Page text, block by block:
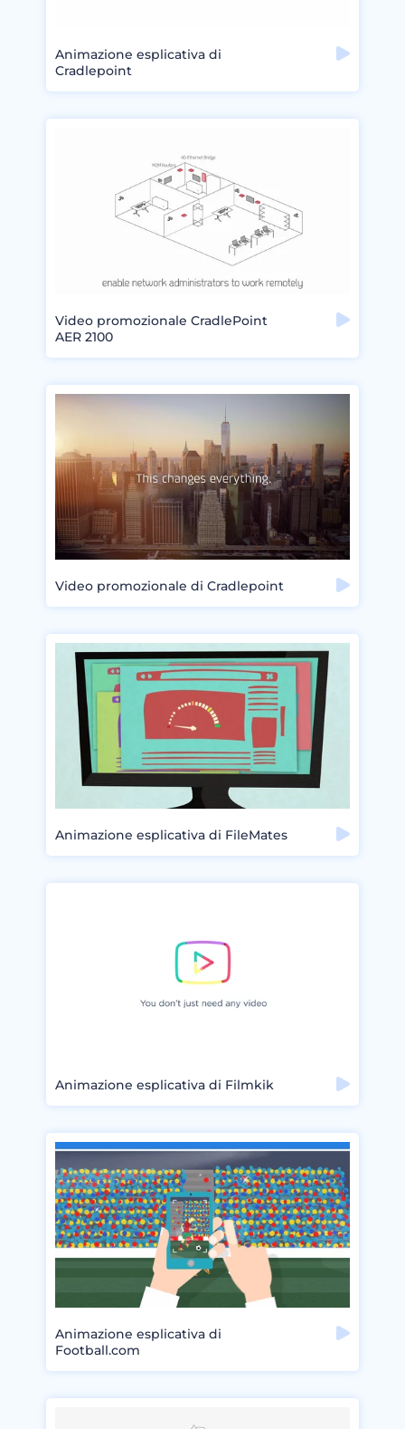
Animazione esplicativa di
Cradlepoint
Video promozionale CradlePoint
AER 2100
Video promozionale di Cradlepoint
Animazione esplicativa di FileMates
Animazione esplicativa di Filmkik
Animazione esplicativa di
Football.com